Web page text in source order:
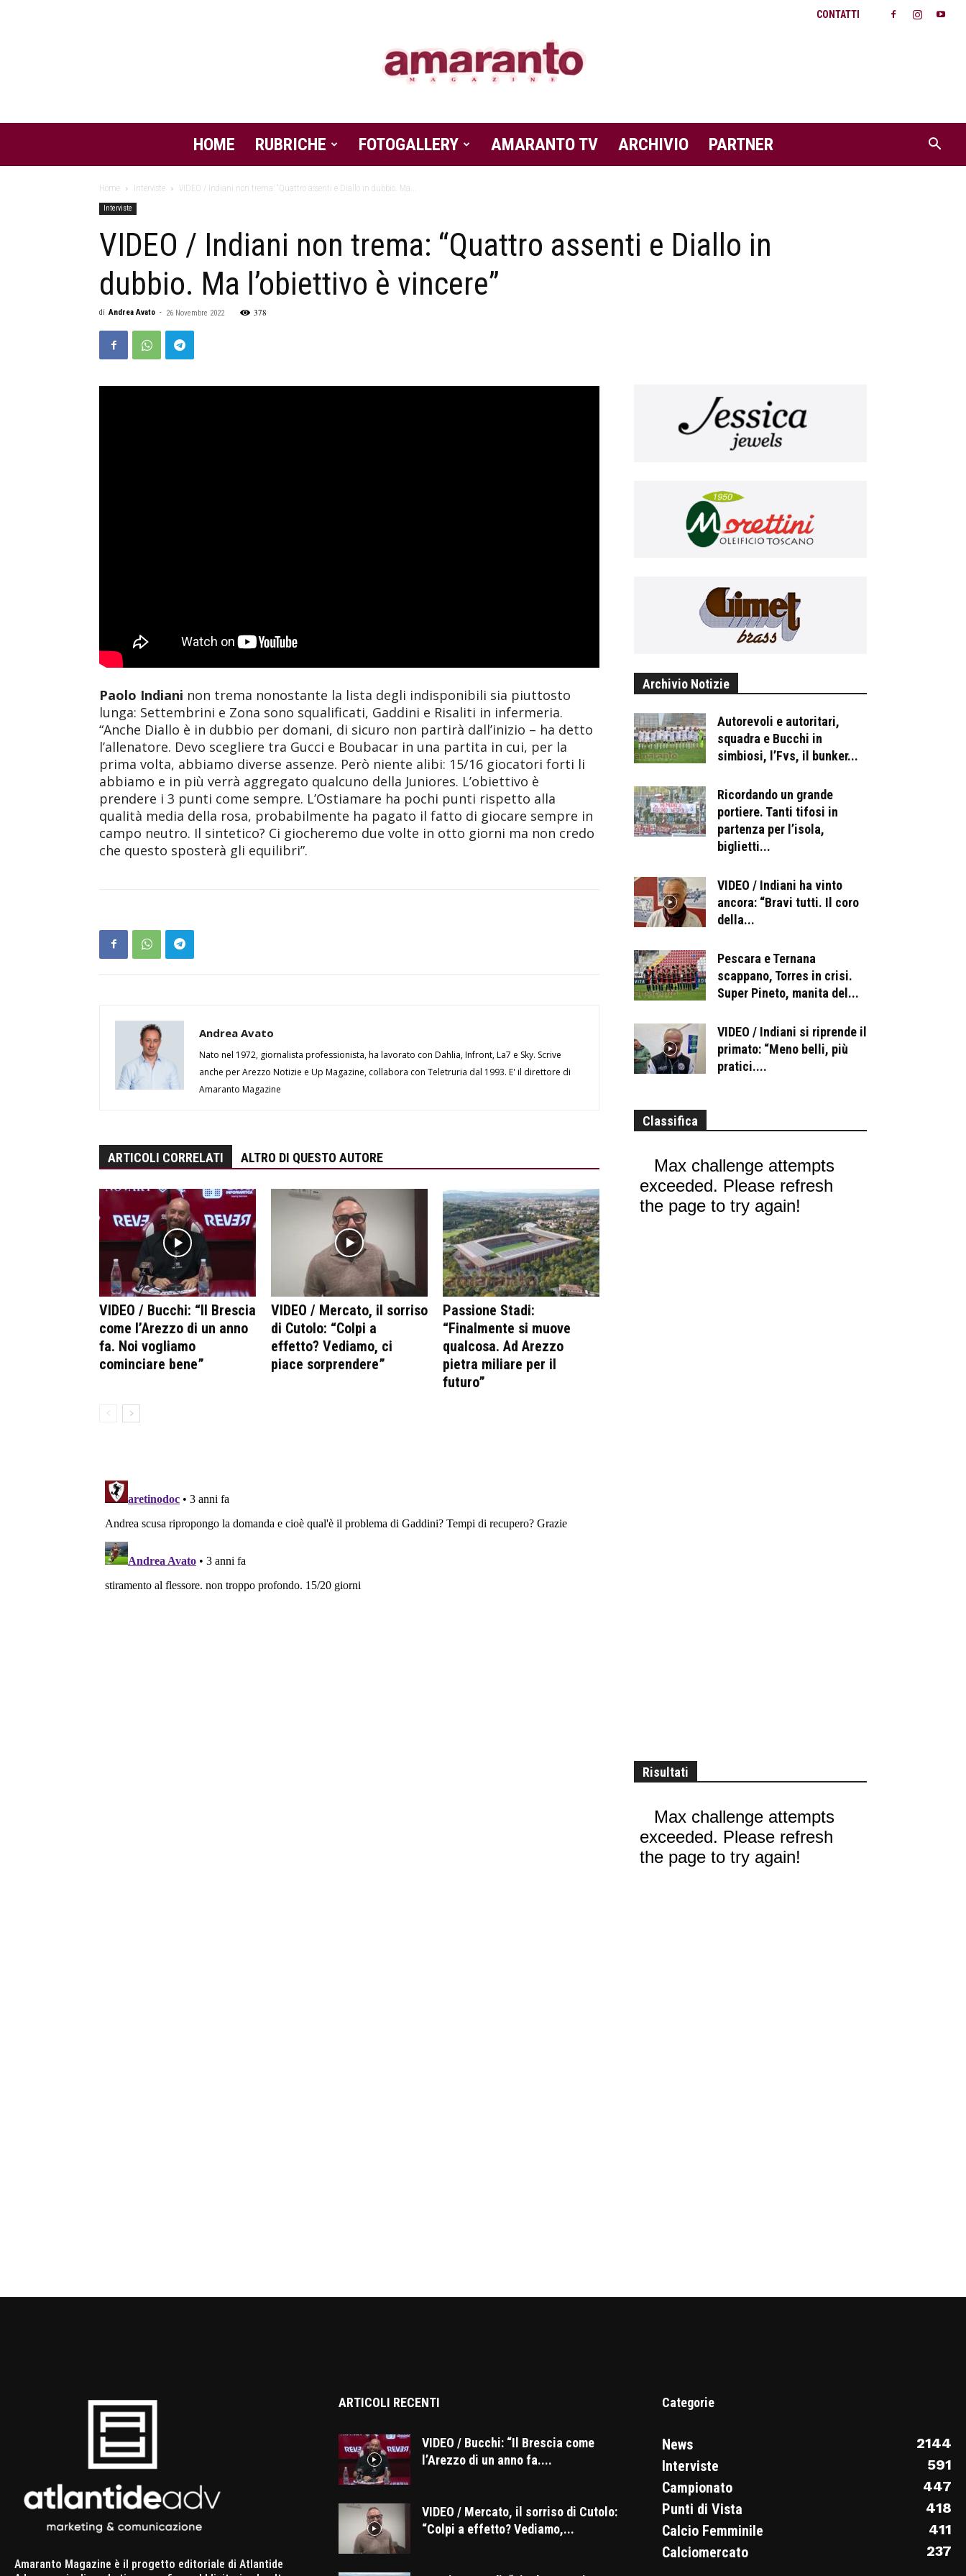
CONTATTI
Amaranto
Magazine
HOME RUBRICHE FOTOGALLERY AMARANTO TV ARCHIVIO PARTNER
Home Interviste VIDEO / Indiani non trema: “Quattro assenti e Diallo in dubbio. Ma...
Interviste
VIDEO / Indiani non trema: “Quattro assenti e Diallo in
dubbio. Ma l’obiettivo è vincere”
di Andrea Avato - 26 Novembre 2022 378
Paolo Indiani non trema nonostante la lista degli indisponibili sia piuttosto
lunga: Settembrini e Zona sono squalificati, Gaddini e Risaliti in infermeria.
“Anche Diallo è in dubbio per domani, di sicuro non partirà dall’inizio – ha detto
l’allenatore. Devo scegliere tra Gucci e Boubacar in una partita in cui, per la
prima volta, abbiamo diverse assenze. Però niente alibi: 15/16 giocatori forti li
abbiamo e in più verrà aggregato qualcuno della Juniores. L’obiettivo è
prendere i 3 punti come sempre. L’Ostiamare ha pochi punti rispetto alla
qualità media della rosa, probabilmente ha pagato il fatto di giocare sempre in
campo neutro. Il sintetico? Ci giocheremo due volte in otto giorni ma non credo
che questo sposterà gli equilibri”.
Andrea Avato
Nato nel 1972, giornalista professionista, ha lavorato con Dahlia, Infront, La7 e Sky. Scrive
anche per Arezzo Notizie e Up Magazine, collabora con Teletruria dal 1993. E' il direttore di
Amaranto Magazine
ARTICOLI CORRELATI ALTRO DI QUESTO AUTORE
VIDEO / Bucchi: “Il Brescia
come l’Arezzo di un anno
fa. Noi vogliamo
cominciare bene”
VIDEO / Mercato, il sorriso
di Cutolo: “Colpi a
effetto? Vediamo, ci
piace sorprendere”
Passione Stadi:
“Finalmente si muove
qualcosa. Ad Arezzo
pietra miliare per il
futuro”
Archivio Notizie
Autorevoli e autoritari,
squadra e Bucchi in
simbiosi, l’Fvs, il bunker...
Ricordando un grande
portiere. Tanti tifosi in
partenza per l’isola,
biglietti...
VIDEO / Indiani ha vinto
ancora: “Bravi tutti. Il coro
della...
Pescara e Ternana
scappano, Torres in crisi.
Super Pineto, manita del...
VIDEO / Indiani si riprende il
primato: “Meno belli, più
pratici....
Classifica
Risultati
Amaranto Magazine è il progetto editoriale di Atlantide
ARTICOLI RECENTI
VIDEO / Bucchi: “Il Brescia come
l’Arezzo di un anno fa....
VIDEO / Mercato, il sorriso di Cutolo:
“Colpi a effetto? Vediamo,...
Categorie
News
2144
Interviste
591
Campionato
447
Punti di Vista
418
Calcio Femminile
411
Calciomercato
237